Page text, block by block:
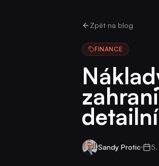
Zpět na blog
FINANCE
Sandy Protic